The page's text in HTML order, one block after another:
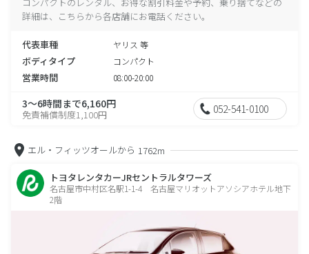
詳細は、こちらから各店舗にお電話ください。
代表車種 ヤリス 等
ボディタイプ コンパクト
営業時間 08:00-20:00
3～6時間まで6,160円
免責補償制度1,100円 052-541-0100
エル・フィッツオールから 1762m
トヨタレンタカーJRセントラルタワーズ
名古屋市中村区名駅1-1-4 名古屋マリオットアソシアホテル地下
2階